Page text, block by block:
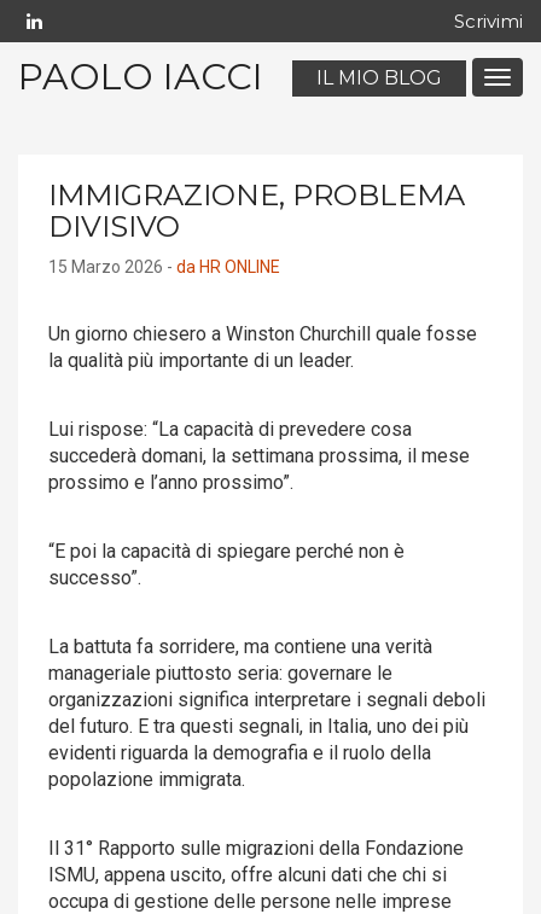
Scrivimi
Menu
PAOLO IACCI IL MIO BLOG
IMMIGRAZIONE, PROBLEMA
DIVISIVO
15 Marzo 2026 - da HR ONLINE
Un giorno chiesero a Winston Churchill quale fosse
la qualità più importante di un leader.
Lui rispose: “La capacità di prevedere cosa
succederà domani, la settimana prossima, il mese
prossimo e l’anno prossimo”.
“E poi la capacità di spiegare perché non è
successo”.
La battuta fa sorridere, ma contiene una verità
manageriale piuttosto seria: governare le
organizzazioni significa interpretare i segnali deboli
del futuro. E tra questi segnali, in Italia, uno dei più
evidenti riguarda la demografia e il ruolo della
popolazione immigrata.
Il 31° Rapporto sulle migrazioni della Fondazione
ISMU, appena uscito, offre alcuni dati che chi si
occupa di gestione delle persone nelle imprese